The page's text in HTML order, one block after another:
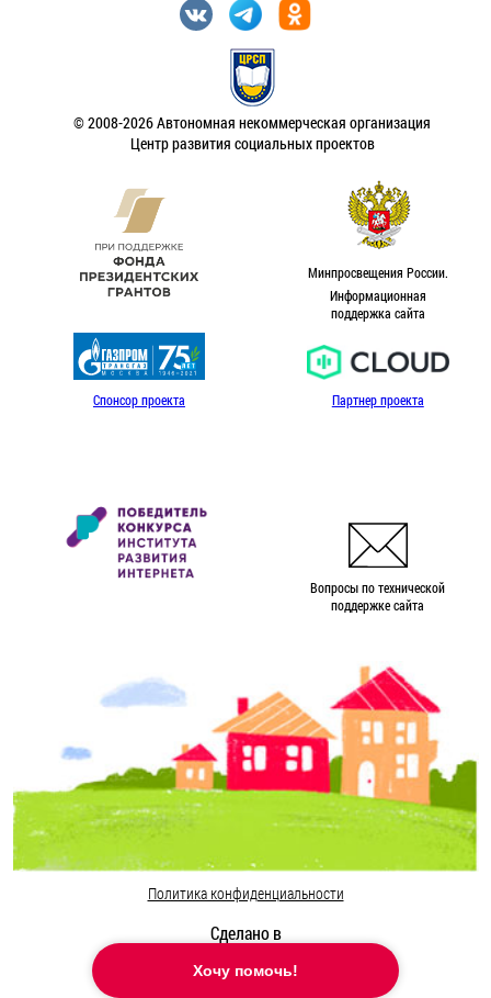
Хочу помочь!
© 2008-2026 Автономная некоммерческая организация
Центр развития социальных проектов
Минпросвещения России.
Информационная
поддержка сайта
Спонсор проекта Партнер проекта
Вопросы по технической
поддержке сайта
Политика конфиденциальности
Сделано в